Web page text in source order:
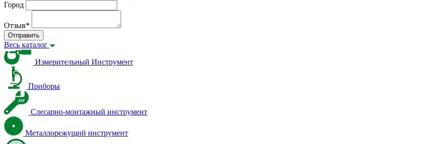
Город
Отзыв*
Отправить
Весь каталог
Измерительный Инструмент
Приборы
Слесарно-монтажный инструмент
Металлорежущий инструмент